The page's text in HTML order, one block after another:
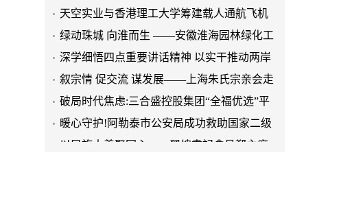
研究院
绿动珠城 向淮而生 ——安徽淮海园林绿化工
程有限公司发展纪实
深学细悟四点重要讲话精神 以实干推动两岸
融合发展
叙宗情 促交流 谋发展——上海朱氏宗亲会走
进上海晨烨家具有限公司
破局时代焦虑:三合盛控股集团“全福优选”平
台正式启航
暖心守护!阿勒泰市公安局成功救助国家二级
保护动物黑鸢
以民族大義聚同心——習總書記會見鄭主席
提出兩岸關系四點重要意見
京东与清远市达成战略合作 共建京东跑步鸡·